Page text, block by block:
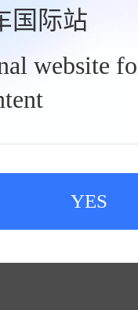
国际站
website
YES
半运营兔960820